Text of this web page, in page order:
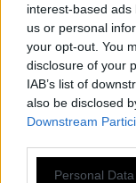
interest-based
us or personal
your opt-out. You
disclosure of your
IAB’s list of
also be disclosed
Downstream
Please note that
Personal
άνθρωπο θα
βαριόμουν και
βαριόταν κι
Δείτε το
Female»